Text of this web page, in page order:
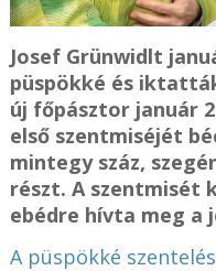
Josef Grünwidlt
püspökké és
új főpásztor január
első szentmiséjét
mintegy száz,
részt. A szentmisét
ebédre hívta meg a
A püspökké